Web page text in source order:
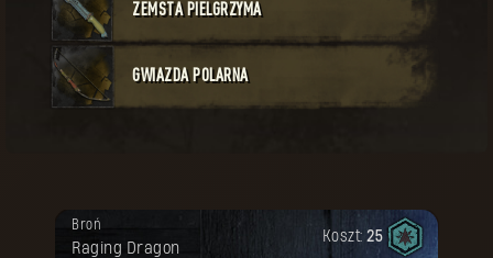
ZEMSTA PIELGRZYMA
GWIAZDA POLARNA
Broń
Raging Dragon
Koszt: 25
Twoja nagroda została odblokowana.